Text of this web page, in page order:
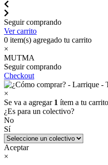
Seguir comprando
Ver carrito
0 item(s) agregado tu carrito
×
MUTMA
Seguir comprando
Checkout
×
Se va a agregar 1 ítem a tu carrito
¿Es para un colectivo?
No
Sí
Aceptar
×